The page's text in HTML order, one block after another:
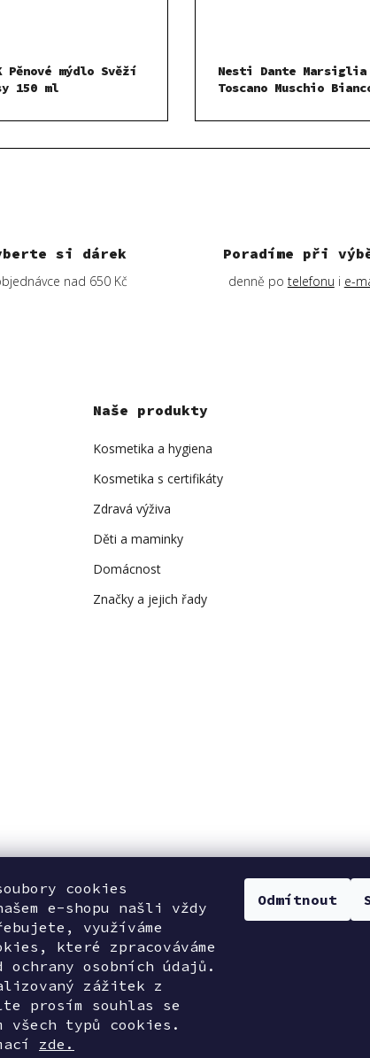
cookies
e-shopu našli vždy
využíváme
které zpracováváme
ochrany osobních údajů.
zážitek z
prosím souhlas se
všech typů cookies.
zde.
Odmítnout
si dárek
nad 650 Kč
Poradíme při
denně po telefonu i e-
Pěnové mýdlo Svěží
150 ml
Nesti Dante Marsiglia
Toscano Muschio
Naše produkty
Kosmetika a hygiena
Kosmetika s certifikáty
Zdravá výživa
Děti a maminky
Domácnost
Značky a jejich řady